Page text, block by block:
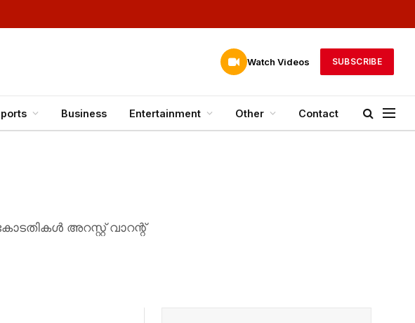
Watch Videos SUBSCRIBE
Business Entertainment Other Contact
അറസ്റ്റ് വാറന്റ്